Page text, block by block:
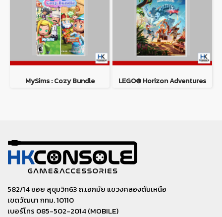
MySims : Cozy Bundle LEGO® Horizon Adventures
582/14 ซอย สุขุมวิท63 ถ.เอกมัย แขวงคลองตันเหนือ
เขตวัฒนา กทม. 10110
เบอร์โทร 085-502-2014 (MOBILE)